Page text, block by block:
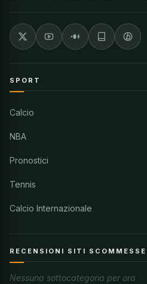
SPORT
Calcio
NBA
Pronostici
Tennis
Calcio Internazionale
RECENSIONI SITI
Nessuna sottocategoria per ora